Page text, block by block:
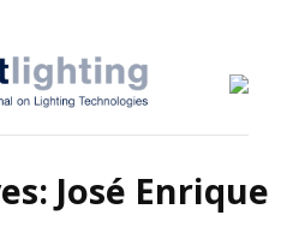
José Enrique